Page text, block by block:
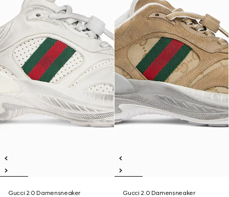
Gucci 2.0 Damensneaker
Gucci 2.0 Damensneaker